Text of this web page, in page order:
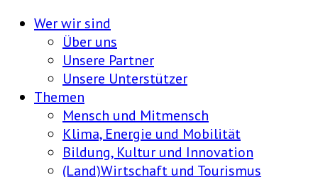
Wer wir sind
Über uns
Unsere Partner
Unsere Unterstützer
Themen
Mensch und Mitmensch
Klima, Energie und Mobilität
Bildung, Kultur und Innovation
(Land)Wirtschaft und Tourismus